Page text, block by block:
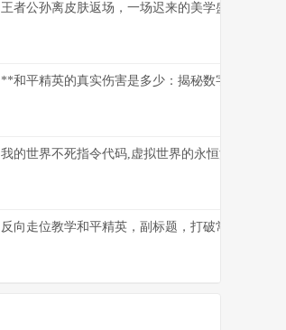
王者公孙离皮肤返场，一场迟来的美学盛宴
**和平精英的真实伤害是多少：揭秘数字背后的战
我的世界不死指令代码,虚拟世界的永恒法则副标题
反向走位教学和平精英，副标题，打破常规的生存